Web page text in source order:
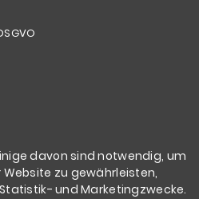
davon sind notwendig, um
zu gewährleisten,
und Marketingzwecke.